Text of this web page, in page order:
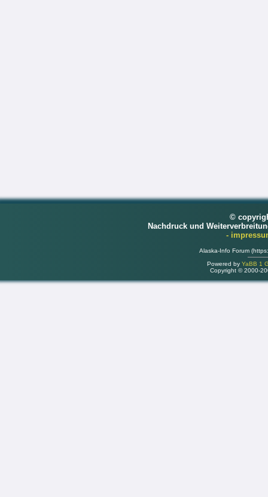
©
Nachdruck und
-
Alaska-Info Forum
Powered by YaBB 1
Copyright © 2000-